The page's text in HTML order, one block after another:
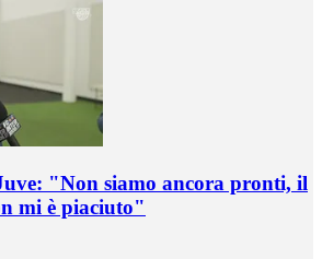
"Non siamo ancora pronti, il
mi è piaciuto"